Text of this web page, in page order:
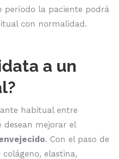
período la paciente podrá
con normalidad.
a un
habitual entre
desean mejorar el
. Con el paso de
elastina,